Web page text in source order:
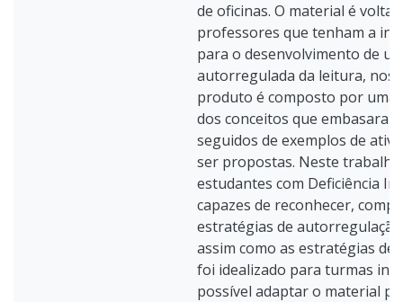
de oficinas. O material é
professores que tenham a
para o desenvolvimento de
autorregulada da leitura, nos
produto é composto por uma
dos conceitos que
seguidos de exemplos de
ser propostas. Neste
estudantes com Deficiência
capazes de reconhecer,
estratégias de
assim como as estratégias
foi idealizado para turmas
possível adaptar o material